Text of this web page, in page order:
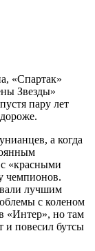
«Спартак»
Звезды»
пару лет
а когда
«красными
чемпионов.
лучшим
с коленом
«Интер», но там
и повесил бутсы